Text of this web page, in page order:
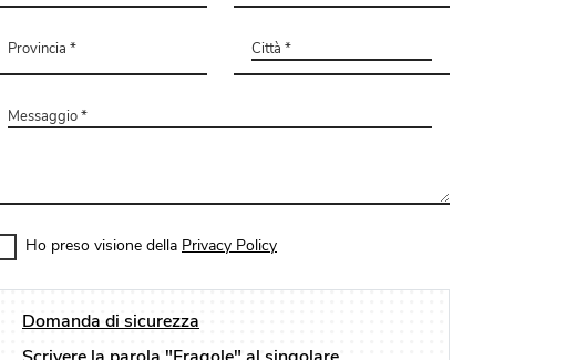
Ho preso visione della Privacy Policy
Domanda di sicurezza